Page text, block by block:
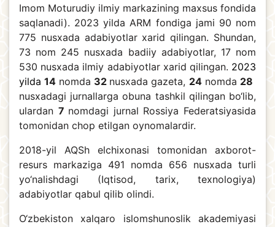
Imom Moturudiy ilmiy markazining maxsus fondida
saqlanadi). 2023 yilda ARM fondiga jami 90 nom
775 nusxada adabiyotlar xarid qilingan. Shundan,
73 nom 245 nusxada badiiy adabiyotlar, 17 nom
530 nusxada ilmiy adabiyotlar xarid qilingan. 2023
yilda14 nomda 32 nusxada gazeta, 24nomda 28
nusxadagi jurnallarga obuna tashkil qilingan bo‘lib,
ulardan 7 nomdagi jurnal Rossiya Federatsiyasida
tomonidan chop etilgan oynomalardir.
2018-yil AQSh elchixonasi tomonidan axborot-
resurs markaziga 491 nomda 656 nusxada turli
yo‘nalishdagi (Iqtisod, tarix, texnologiya)
adabiyotlar qabul qilib olindi.
O‘zbekiston xalqaro islomshunoslik akademiyasi